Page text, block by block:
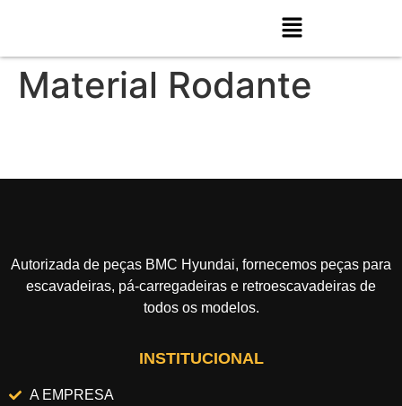
Material Rodante
Autorizada de peças BMC Hyundai, fornecemos peças para
escavadeiras, pá-carregadeiras e retroescavadeiras de
todos os modelos.
INSTITUCIONAL
A EMPRESA